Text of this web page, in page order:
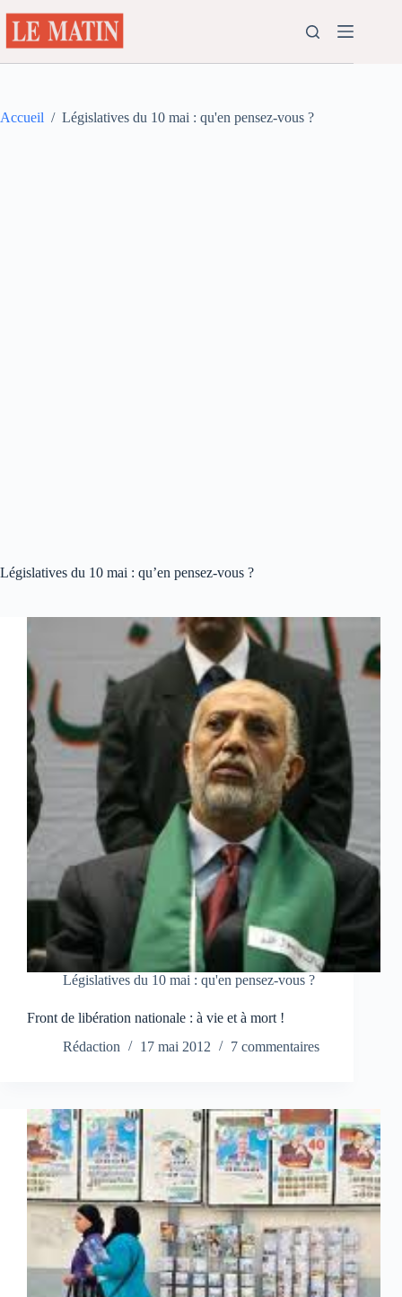
au
contenu
Accueil / Législatives du 10 mai : qu'en pensez-vous ?
Législatives du 10 mai : qu’en pensez-vous ?
Législatives du 10 mai : qu'en pensez-vous ?
Front de libération nationale : à vie et à mort !
Rédaction
17 mai 2012 7 commentaires